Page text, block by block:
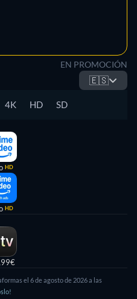
EN PROMOCIÓN
🇪🇸
4K HD SD
HD
HD
el 6 de agosto de 2026 a las